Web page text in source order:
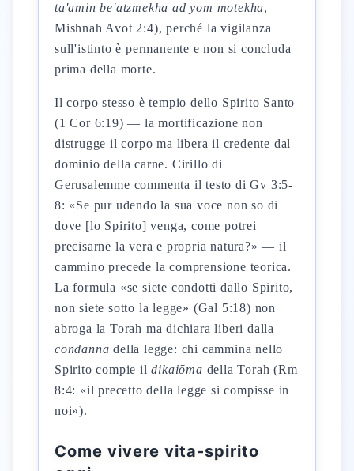
ta'amin be'atzmekha ad yom motekha,
Mishnah Avot 2:4), perché la vigilanza
sull'istinto è permanente e non si concluda
prima della morte.
Il corpo stesso è tempio dello Spirito Santo
(1 Cor 6:19) — la mortificazione non
distrugge il corpo ma libera il credente dal
dominio della carne. Cirillo di
Gerusalemme commenta il testo di Gv 3:5-
8: «Se pur udendo la sua voce non so di
dove [lo Spirito] venga, come potrei
precisarne la vera e propria natura?» — il
cammino precede la comprensione teorica.
La formula «se siete condotti dallo Spirito,
non siete sotto la legge» (Gal 5:18) non
abroga la Torah ma dichiara liberi dalla
condanna della legge: chi cammina nello
Spirito compie ildikaiōma della Torah (Rm
8:4: «il precetto della legge si compisse in
noi»).
Come vivere vita-spirito